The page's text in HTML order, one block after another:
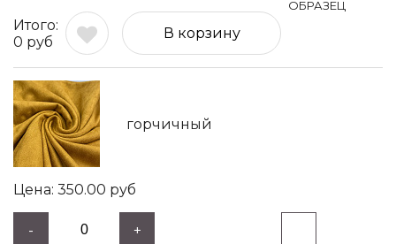
0 руб
В корзину
горчичный
350.00 руб
- +